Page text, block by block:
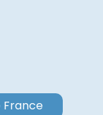
France